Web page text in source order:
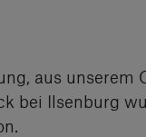
aus unserem
bei Ilsenburg